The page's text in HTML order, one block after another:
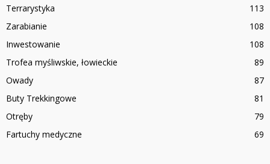
Terrarystyka
113
Zarabianie
108
Inwestowanie
108
Trofea myśliwskie, łowieckie
89
Owady
87
Buty Trekkingowe
81
Otręby
79
Fartuchy medyczne
69